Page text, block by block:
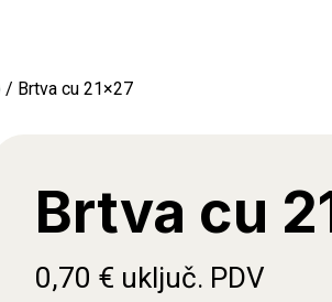
/ Brtva cu 21×27
Brtva cu
0,70 € uključ. PDV